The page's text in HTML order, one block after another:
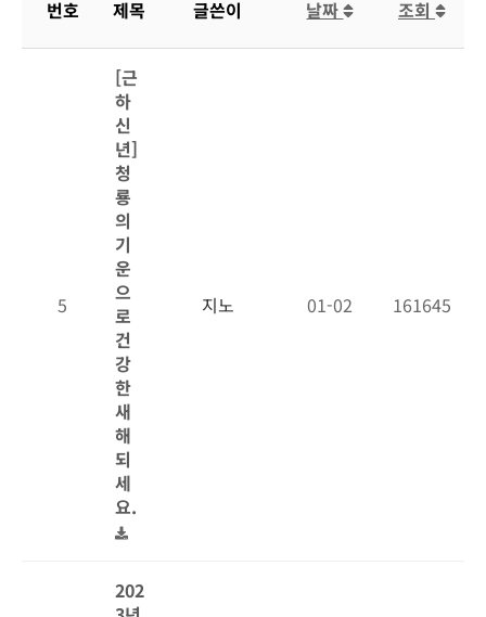
번호 제목 글쓴이 날짜 조회
5
[근
하
신
년]
청
룡
의
기
운
으
로
건
강
한
새
해
되
세
요.
지노 01-02 161645
202